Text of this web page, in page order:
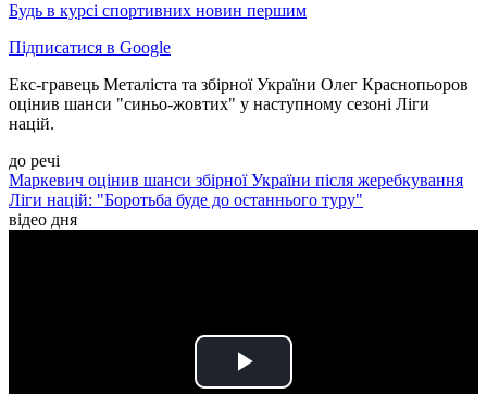
Будь в курсі спортивних новин першим
Підписатися в Google
Екс-гравець Металіста та збірної України Олег Краснопьоров
оцінив шанси "синьо-жовтих" у наступному сезоні Ліги
націй.
до речі
Маркевич оцінив шанси збірної України після жеребкування
Ліги націй: "Боротьба буде до останнього туру"
відео дня
Play